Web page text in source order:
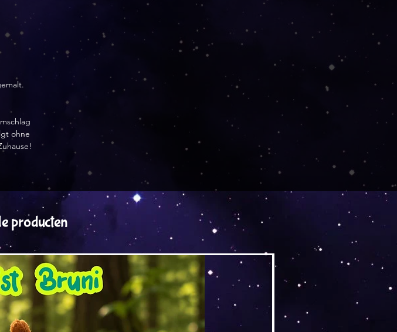
ohne
nach der Lieferung
Fordere eine Stornierung an innerhalb von:
12 Stunden nach dem Kauf
Für folgende Artikel ist keine Rückgabe und kein
Umtausch möglich
Aufgrund der Art dieser Produkte ist für
folgende Produkte kein Widerruf möglich.
Anderes gilt, wenn die Produkte bei der
Lieferung defekt oder beschädigt waren.
Spezialanfertigungen oder personalisierte
Bestellungen
Digitale Downloads
Artikel im Ausverkauf
producten
Versand by DruckGuru